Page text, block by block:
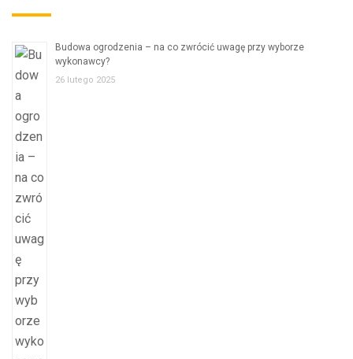
Budowa ogrodzenia – na co zwrócić uwagę przy wyborze
wykonawcy?
26 lutego 2025